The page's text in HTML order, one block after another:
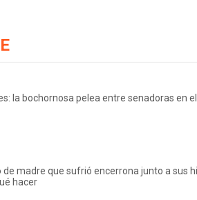
la bochornosa pelea entre senadoras en el
de madre que sufrió encerrona junto a sus
hacer